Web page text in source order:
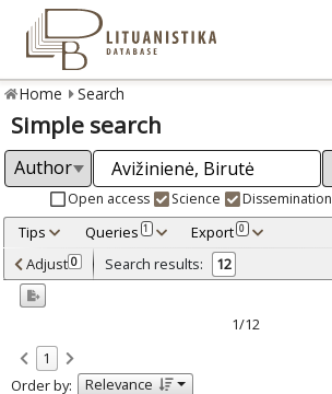
Home Search
Simple search
Open access Science Dissemination
Tips Queries 1 Export 0
Adjusted by criteria 0
Year
Refine
Open access
Scientific publications 11
Adjust 0 Search results: 12
1/12
1
Order by:
Relevance